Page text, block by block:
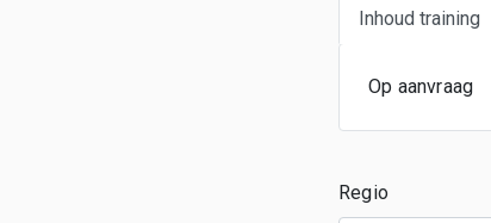
Inhoud training
Op aanvraag
Regio